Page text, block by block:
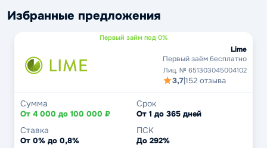
Избранные предложения
Первый займ под 0%
Lime
Первый заём бесплатно
Лиц. № 651303045004102
3,7|152 отзыва
Сумма
От 4 000 до 100 000 ₽
Срок
От 1 до 365 дней
Ставка
От 0% до 0,8%
ПСК
До 292%